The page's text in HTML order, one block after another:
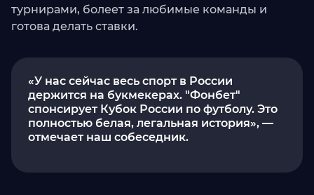
турнирами, болеет за любимые команды и
готова делать ставки.
«У нас сейчас весь спорт в России
держится на букмекерах. "Фонбет"
спонсирует Кубок России по футболу. Это
полностью белая, легальная история», —
отмечает наш собеседник.